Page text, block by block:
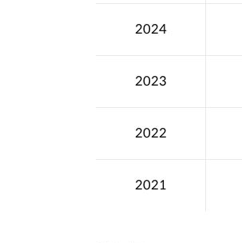
2024
2023
2022
2021